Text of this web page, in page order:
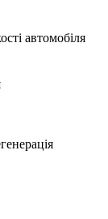
автомобіля